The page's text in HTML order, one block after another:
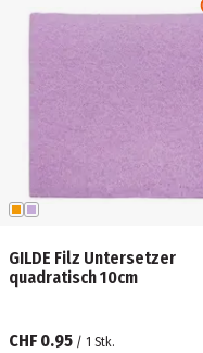
GILDE Filz Untersetzer
quadratisch 10cm
CHF 0.95 / 1 Stk.